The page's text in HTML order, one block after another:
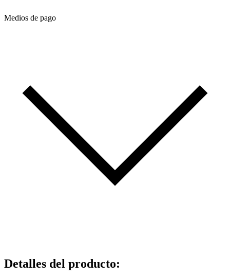
Medios de pago
Detalles del producto: